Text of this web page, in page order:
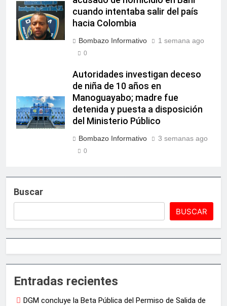
cuando intentaba salir del país
hacia Colombia
Bombazo Informativo 1 semana ago
0
Autoridades investigan deceso
de niña de 10 años en
Manoguayabo; madre fue
detenida y puesta a disposición
del Ministerio Público
Bombazo Informativo 3 semanas ago
0
Buscar
BUSCAR
Entradas recientes
DGM concluye la Beta Pública del Permiso de Salida de